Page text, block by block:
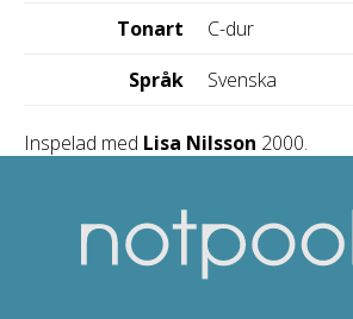
Tonart
C-dur
Språk
Svenska
Inspelad med Lisa Nilsson 2000.